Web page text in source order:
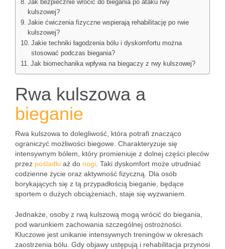
Jak bezpiecznie wrócić do biegania po ataku rwy
kulszowej?
Jakie ćwiczenia fizyczne wspierają rehabilitację po rwie
kulszowej?
Jakie techniki łagodzenia bólu i dyskomfortu można
stosować podczas biegania?
Jak biomechanika wpływa na biegaczy z rwy kulszowej?
Rwa kulszowa a
bieganie
Rwa kulszowa to dolegliwość, która potrafi znacząco
ograniczyć możliwości biegowe. Charakteryzuje się
intensywnym bólem, który promieniuje z dolnej części pleców
przez pośladki aż do nogi . Taki dyskomfort może utrudniać
codzienne życie oraz aktywność fizyczną. Dla osób
borykających się z tą przypadłością bieganie, będące
sportem o dużych obciążeniach, staje się wyzwaniem.
Jednakże, osoby z rwą kulszową mogą wrócić do biegania,
pod warunkiem zachowania szczególnej ostrożności.
Kluczowe jest unikanie intensywnych treningów w okresach
zaostrzenia bólu. Gdy objawy ustępują i rehabilitacja przynosi